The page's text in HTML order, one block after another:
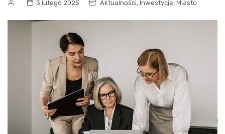
3 lutego 2025 Aktualności, Inwestycje, Miasto